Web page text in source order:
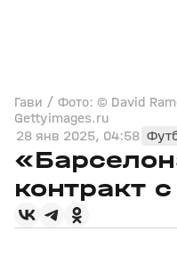
Гави / Фото: © David
Gettyimages.ru
28 янв 2025, 04:58
контракт